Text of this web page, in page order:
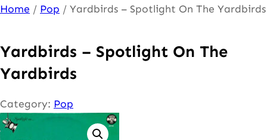
Ga
de
inhoud
Home / Pop / Yardbirds – Spotlight On The Yardbirds
Yardbirds – Spotlight On The
Yardbirds
Category: Pop